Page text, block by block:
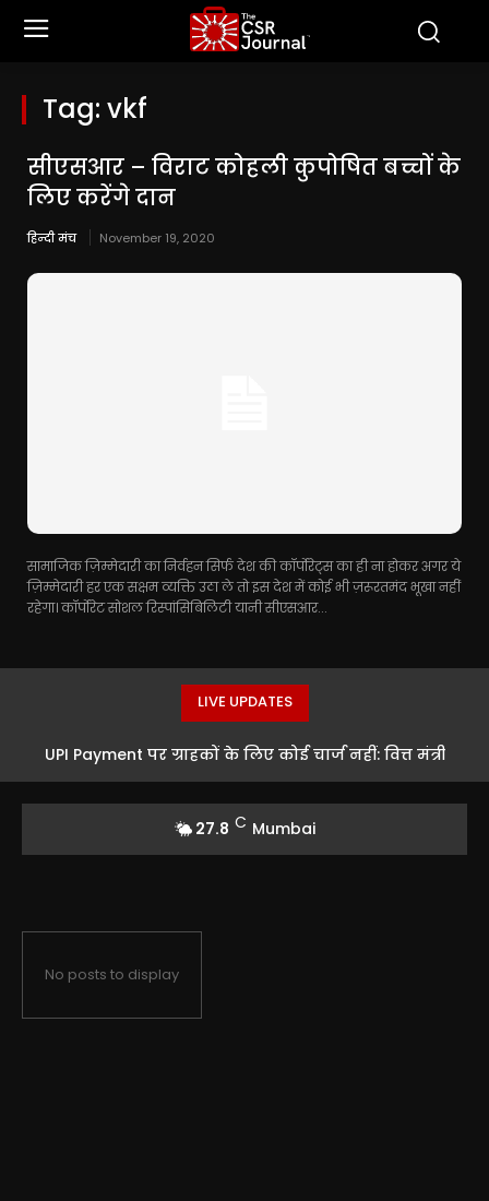
Tag: vkf
सीएसआर – विराट कोहली कुपोषित बच्चों के
लिए करेंगे दान
हिन्दी मंच November 19, 2020
सामाजिक ज़िम्मेदारी का निर्वहन सिर्फ देश की कॉर्पोरेट्स का ही ना होकर अगर ये
ज़िम्मेदारी हर एक सक्षम व्यक्ति उठा ले तो इस देश में कोई भी ज़रूरतमंद भूखा नहीं
रहेगा। कॉर्पोरेट सोशल रिस्पांसिबिलिटी यानी सीएसआर...
LIVE UPDATES
UPI Payment पर ग्राहकों के लिए कोई चार्ज नहीं: वित्त मंत्री
27.8 C Mumbai
No posts to display